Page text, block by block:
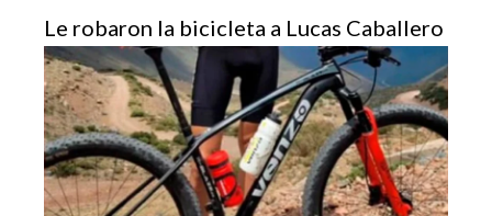
Le robaron la bicicleta a Lucas Caballero